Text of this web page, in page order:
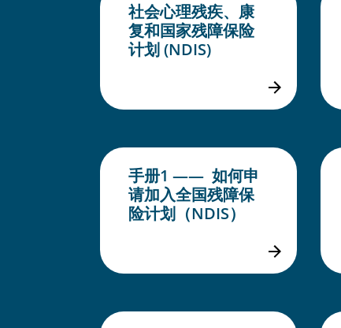
社会心理残疾、康
复和国家残障保险
计划 (NDIS)
手册1 —— 如何申
请加入全国残障保
险计划（NDIS）